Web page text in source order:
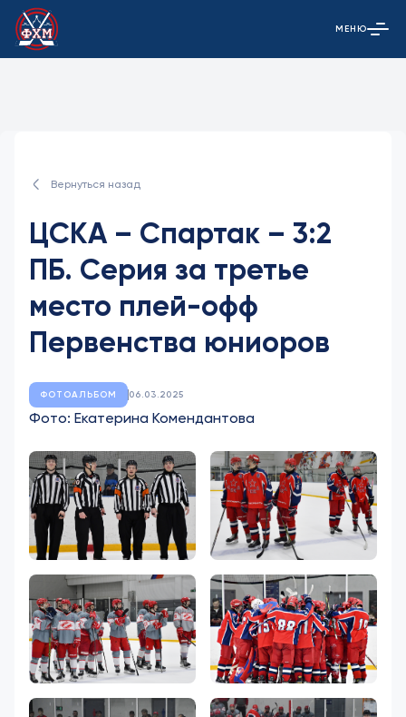
Открыть
МЕНЮ
Вернуться назад
ЦСКА – Спартак – 3:2
ПБ. Серия за третье
место плей-офф
Первенства юниоров
ФОТОАЛЬБОМ 06.03.2025
Фото: Екатерина Комендантова